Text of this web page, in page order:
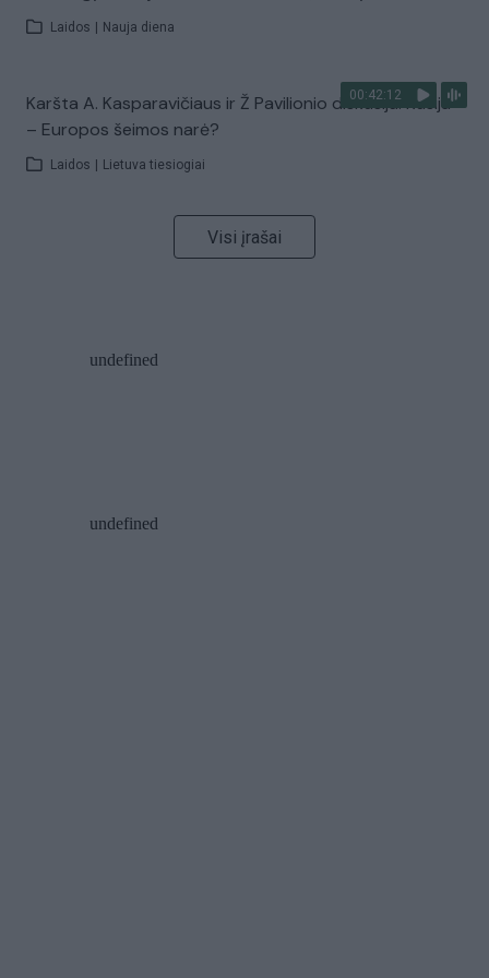
Laidos Nauja diena
00:42:12
Karšta A. Kasparavičiaus ir Ž Pavilionio diskusija: Rusija
– Europos šeimos narė?
Laidos Lietuva tiesiogiai
Visi įrašai